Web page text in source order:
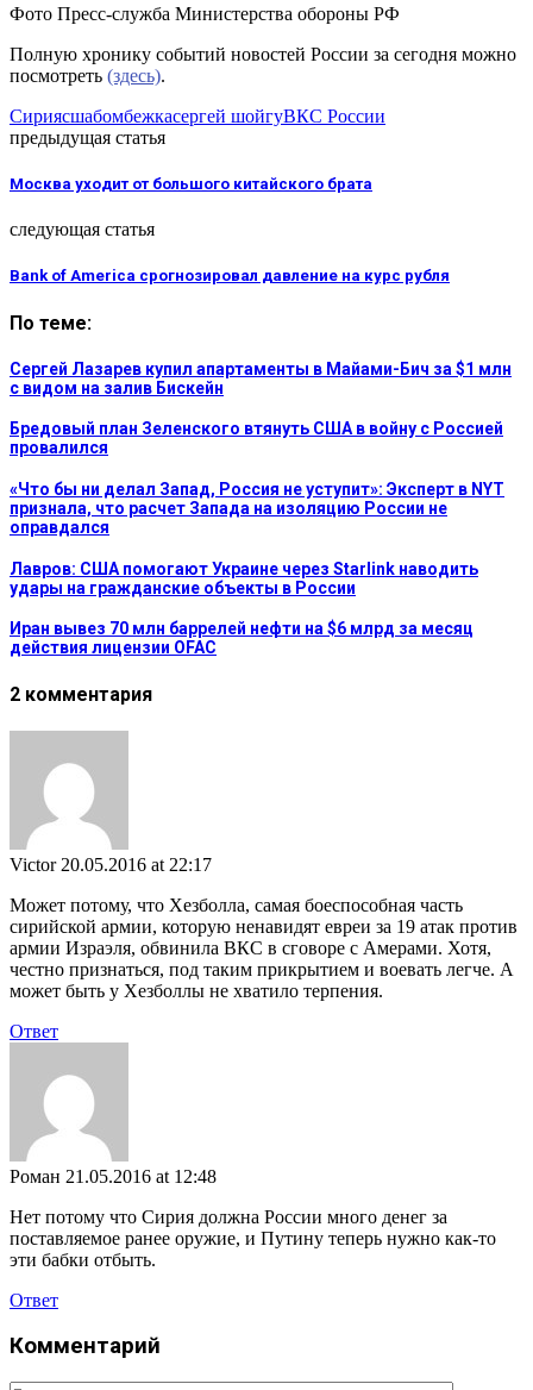
Фото Пресс-служба Министерства обороны РФ
Полную хронику событий новостей России за сегодня можно
посмотреть (здесь).
Сириясшабомбежкасергей шойгуВКС России
предыдущая статья
Москва уходит от большого китайского брата
следующая статья
Bank of America срогнозировал давление на курс рубля
По теме:
Сергей Лазарев купил апартаменты в Майами-Бич за $1 млн
с видом на залив Бискейн
Бредовый план Зеленского втянуть США в войну с Россией
провалился
«Что бы ни делал Запад, Россия не уступит»: Эксперт в NYT
признала, что расчет Запада на изоляцию России не
оправдался
Лавров: США помогают Украине через Starlink наводить
удары на гражданские объекты в России
Иран вывез 70 млн баррелей нефти на $6 млрд за месяц
действия лицензии OFAC
2 комментария
Victor 20.05.2016 at 22:17
Может потому, что Хезболла, самая боеспособная часть
сирийской армии, которую ненавидят евреи за 19 атак против
армии Израэля, обвинила ВКС в сговоре с Амерами. Хотя,
честно признаться, под таким прикрытием и воевать легче. А
может быть у Хезболлы не хватило терпения.
Ответ
Роман 21.05.2016 at 12:48
Нет потому что Сирия должна России много денег за
поставляемое ранее оружие, и Путину теперь нужно как-то
эти бабки отбыть.
Ответ
Комментарий